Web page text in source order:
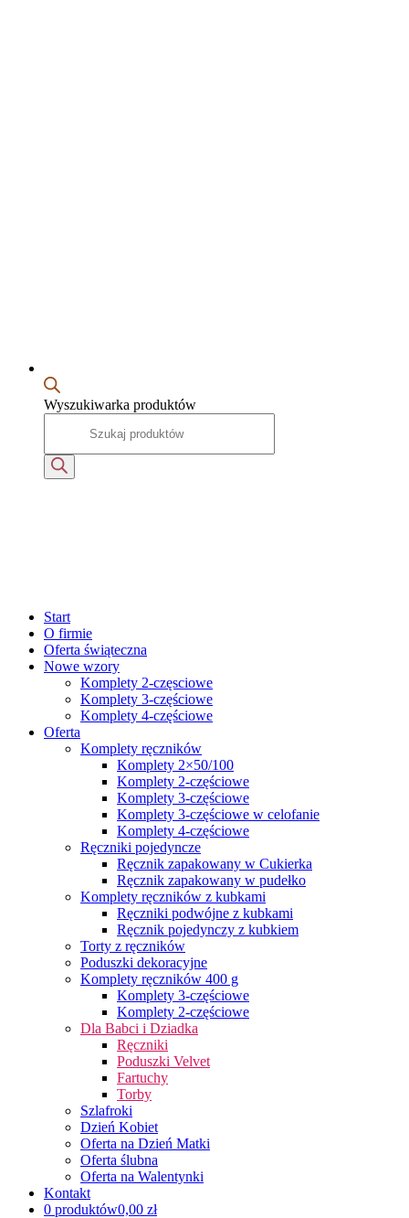
Wyszukiwarka produktów
Start
O firmie
Oferta świąteczna
Nowe wzory
Komplety 2-częsciowe
Komplety 3-częściowe
Komplety 4-częściowe
Oferta
Komplety ręczników
Komplety 2×50/100
Komplety 2-częściowe
Komplety 3-częściowe
Komplety 3-częściowe w celofanie
Komplety 4-częściowe
Ręczniki pojedyncze
Ręcznik zapakowany w Cukierka
Ręcznik zapakowany w pudełko
Komplety ręczników z kubkami
Ręczniki podwójne z kubkami
Ręcznik pojedynczy z kubkiem
Torty z ręczników
Poduszki dekoracyjne
Komplety ręczników 400 g
Komplety 3-częściowe
Komplety 2-częściowe
Dla Babci i Dziadka
Ręczniki
Poduszki Velvet
Fartuchy
Torby
Szlafroki
Dzień Kobiet
Oferta na Dzień Matki
Oferta ślubna
Oferta na Walentynki
Kontakt
0 produktów0,00 zł